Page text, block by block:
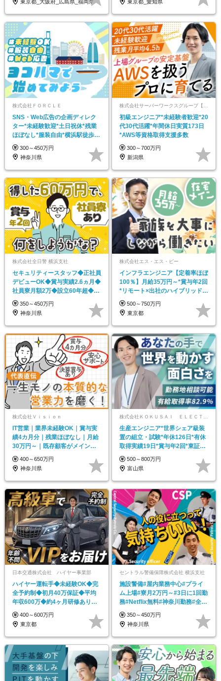
東京都_大阪府_広島県_福岡県 東京都_愛知県
株式会社ＦＯＲＣＬＥ
SNS・Web広告の企画ディレク
ター*未経験歓迎*土日祝休*残業
ほぼなし*服装自由*横浜駅徒歩5
分*家賃手当有
300～450万円
神奈川県
初級エンジニア*未経験者歓迎*20
代30代活躍*年間休日実質173日
*AWS等資格取得支援多数
300～700万円
新潟県
株式会社全日警 横浜支社
セキュリティースタッフ◆正社員
デビューOK◆賞与実績2.6ヵ月◆
社員寮月額2万◆設立60年超◆希
望休/連休OK
350～450万円
神奈川県
株式会社エス・エス・ビー
インフラエンジニア【定着率ほぼ
100％】月給35万円～*賞与年2回
*リモート×出社のハイブリッド*
住宅手当あり
500～750万円
東京都
株式会社Ｖｉｓｉｏｎ
IT営業｜業界未経験OK｜賞与実
績4カ月分｜残業ほぼなし｜月給
30万円～｜既存顧客がメイン｜
自由度の高い働き方
400～650万円
神奈川県
株式会社ＫＯＫＵＳＡＩ ＥＬＥＣＴＲＩＣ
生産エンジニア*世界シェア級装
置の組立・試験*年休126日*有休
取得実績19日*賞与年2回*東証プ
ライム上場
500～800万円
富山県
日本交通株式会社 ハイヤー事業部
ハイヤー運転手◆未経験OK◆完
全予約制◆初月40万保証◆平均
年収600万◆約4ヶ月研修あり◆
運転は1日4hほど
400～600万円
東京都
セントラル警備保障株式会社 横浜支社
施設警備#屋内業務中心#プライ
ム上場#寮月2万円～#3日に1回勤
務#Netflix無料#神奈川勤務#全員
面接
350～450万円
神奈川県